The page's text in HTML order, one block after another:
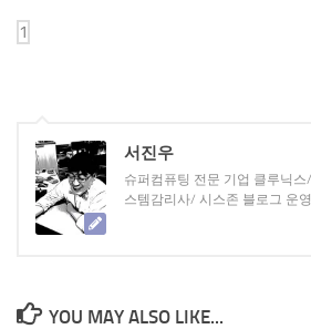
서진우
슈퍼컴퓨팅 전문 기업 클루닉스
스템감리사/ 시스존 블로그 운
YOU MAY ALSO LIKE...